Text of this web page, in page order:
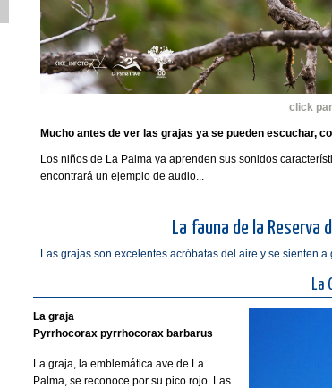
click
Mucho antes de ver las grajas ya se pueden escuchar,
Los niños de La Palma ya aprenden sus sonidos
encontrará un ejemplo de audio...
La fauna de la Reserva
Las grajas son excelentes acróbatas del aire y se sienten
La
La graja
Pyrrhocorax pyrrhocorax barbarus
La graja, la emblemática ave de La
Palma, se reconoce por su pico rojo. Las